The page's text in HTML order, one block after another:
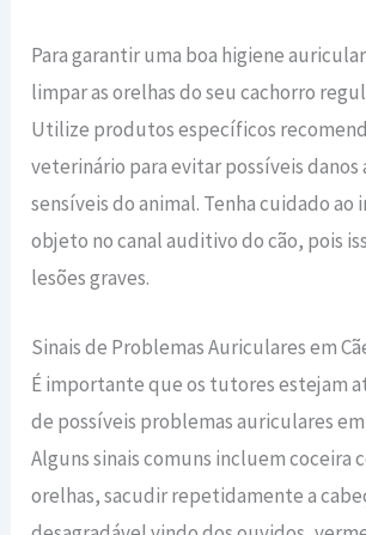
Para garantir uma boa higiene
limpar as orelhas do seu cachorro
Utilize produtos específicos
veterinário para evitar possíveis danos
sensíveis do animal. Tenha cuidado
objeto no canal auditivo do cão, pois
lesões graves.
Sinais de Problemas Auriculares em
É importante que os tutores estejam
de possíveis problemas auriculares em
Alguns sinais comuns incluem coceira
orelhas, sacudir repetidamente a